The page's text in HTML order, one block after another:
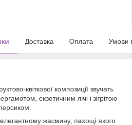
Доставка Оплата Умови
квіткової композиції звучать
екзотичним лічі і зігрітою
жасмину, пахощі якого